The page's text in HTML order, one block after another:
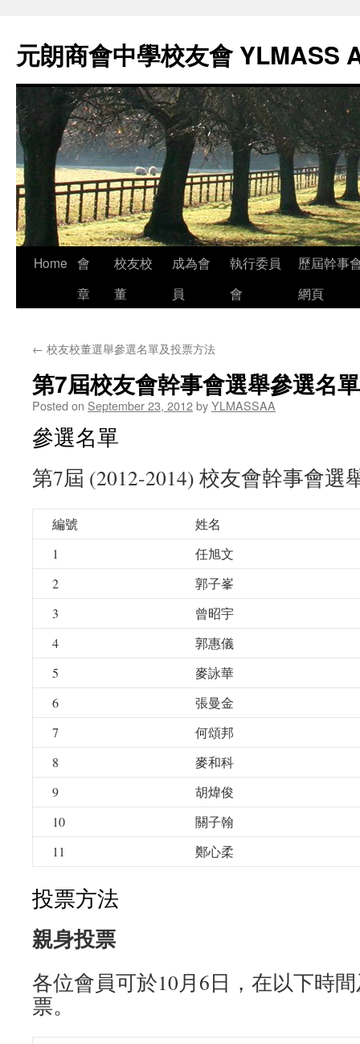
元朗商會中學校友會 YLMASS
Skip
Home 會
章
校友校
董
成為會
員
執行委員
會
歷屆幹事
網頁
← 校友校董選舉參選名單及投票方法
第7屆校友會幹事會選舉參選名
Posted on September 23, 2012byYLMASSAA
參選名單
第7屆 (2012-2014) 校友會幹事會選
編號
姓名
1
任旭文
2
郭子峯
3
曾昭宇
4
郭惠儀
5
麥詠華
6
張曼金
7
何頌邦
8
麥和科
9
胡煒俊
10
關子翰
11
鄭心柔
投票方法
親身投票
各位會員可於10月6日，在以下時
票。